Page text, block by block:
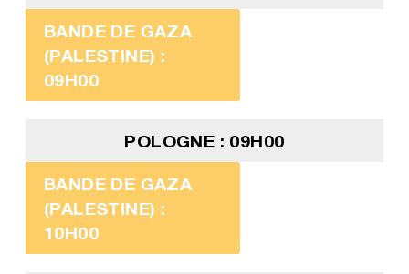
BANDE DE GAZA
(PALESTINE) :
09H00
POLOGNE : 09H00
BANDE DE GAZA
(PALESTINE) :
10H00